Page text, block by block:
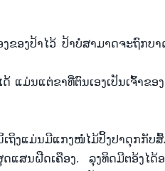
ງຂອງປ້າໄວ້ ປ້າບໍ່ສາມາດຈະຖົກບາ
ດ້ ແມ່ນແຕ່ຂາທີ່ຕົນເອງເປັນເຈົ້າຂອງ
ເຖິງແມ່ນມີແກງໜໍ່ໄມ້ປິ້ງປາດຸກກັບ
ດແສນຝືດເຄືອງ. ລຸງທິດມີຕອ້ງໄດ້